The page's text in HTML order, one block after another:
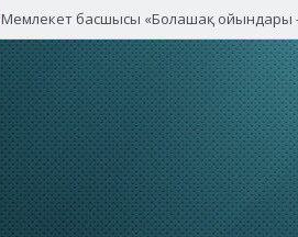
Қасым-Жомарт Тоқаев Қытайдың жетекші